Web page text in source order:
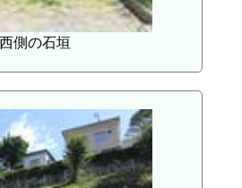
側の石垣